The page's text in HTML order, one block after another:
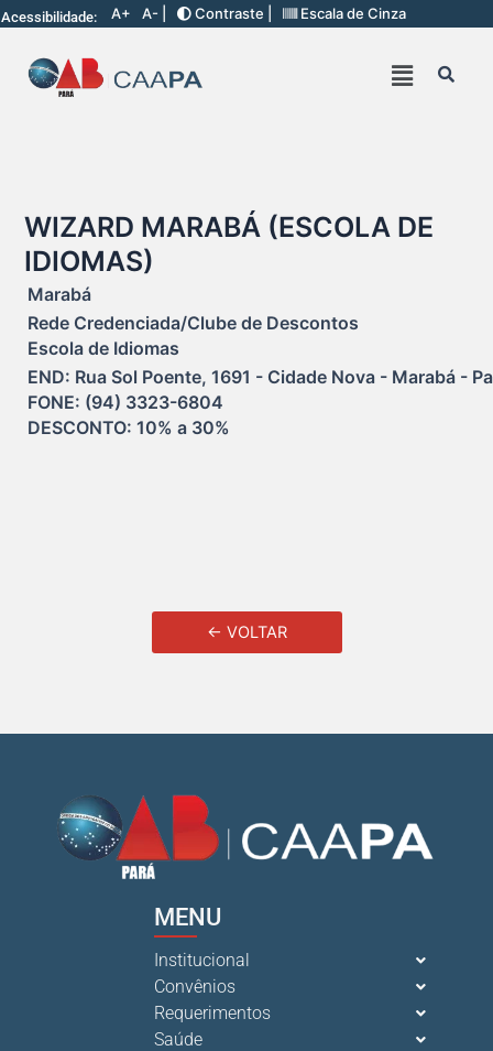
Acessibilidade: A+ A- | Contraste | Escala de Cinza
WIZARD MARABÁ (ESCOLA DE
IDIOMAS)
Marabá
Rede Credenciada/Clube de Descontos
Escola de Idiomas
END: Rua Sol Poente, 1691 - Cidade Nova - Marabá -
FONE: (94) 3323-6804
DESCONTO: 10% a 30%
← VOLTAR
MENU
Institucional
Convênios
Requerimentos
Saúde